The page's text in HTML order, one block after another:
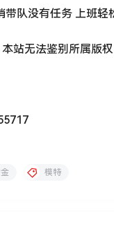
带队没有任务 上班轻
站无法鉴别所属版
模特